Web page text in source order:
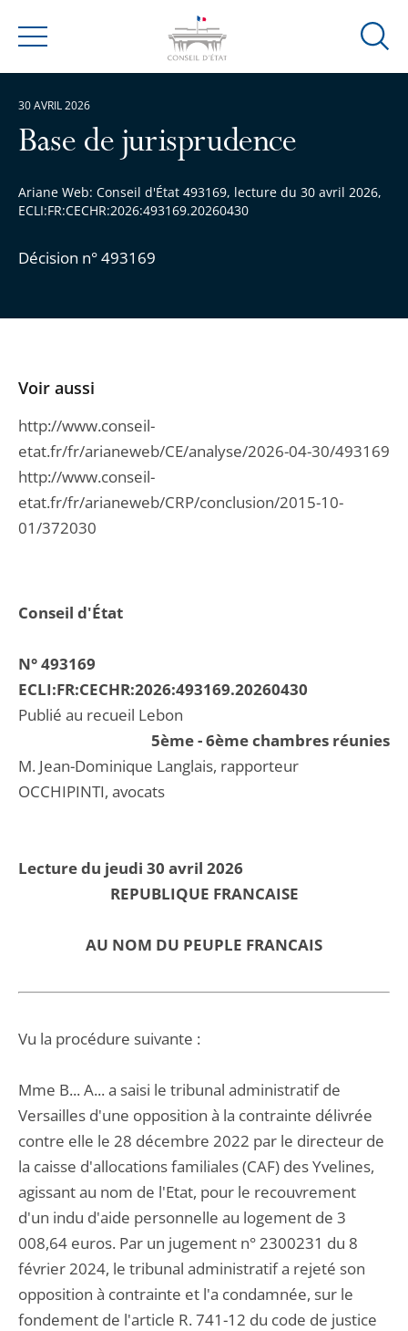
Menu
Ouvrir
Base de jurisprudence
Ariane Web: Conseil d'État 493169, lecture du 30 avril 2026,
ECLI:FR:CECHR:2026:493169.20260430
Décision n° 493169
30 AVRIL 2026
Conseil d'État
N° 493169
ECLI:FR:CECHR:2026:493169.20260430
Publié au recueil Lebon
5ème - 6ème chambres réunies
M. Jean-Dominique Langlais, rapporteur
OCCHIPINTI, avocats
Lecture du jeudi 30 avril 2026
REPUBLIQUE FRANCAISE
AU NOM DU PEUPLE FRANCAIS
Vu la procédure suivante :
Mme B... A... a saisi le tribunal administratif de
Versailles d'une opposition à la contrainte délivrée
contre elle le 28 décembre 2022 par le directeur de
la caisse d'allocations familiales (CAF) des Yvelines,
agissant au nom de l'Etat, pour le recouvrement
d'un indu d'aide personnelle au logement de 3
008,64 euros. Par un jugement n° 2300231 du 8
février 2024, le tribunal administratif a rejeté son
opposition à contrainte et l'a condamnée, sur le
fondement de l'article R. 741-12 du code de justice
Voir aussi
http://www.conseil-
etat.fr/fr/arianeweb/CE/analyse/2026-04-30/493169
http://www.conseil-
etat.fr/fr/arianeweb/CRP/conclusion/2015-10-
01/372030